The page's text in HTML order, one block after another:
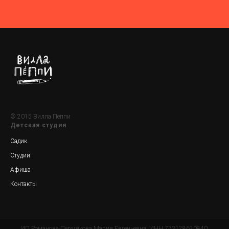
© 2015 Вилла Пеппи
Детская студия
Садик
Студии
Афиша
Контакты